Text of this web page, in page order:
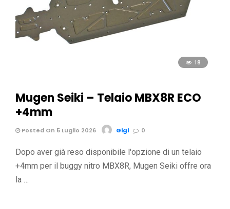
18
Mugen Seiki – Telaio MBX8R ECO
+4mm
Posted On 5 Luglio 2026 Gigi 0
Dopo aver già reso disponibile l'opzione di un telaio
+4mm per il buggy nitro MBX8R, Mugen Seiki offre ora
la …